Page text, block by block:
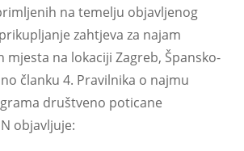
na temelju objavljenog
zahtjeva za najam
mjesta na lokaciji Zagreb, Špansko-
članku 4. Pravilnika o najmu
društveno poticane
objavljuje: